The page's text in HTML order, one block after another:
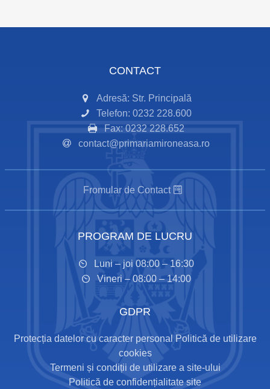
CONTACT
Adresă: Str. Principală
Telefon: 0232 228.600
Fax: 0232 228.652
contact@primariamironeasa.ro
Fromular de Contact
PROGRAM DE LUCRU
Luni – joi 08:00 – 16:30
Vineri – 08:00 – 14:00
GDPR
Protecția datelor cu caracter personal
Politică de utilizare
cookies
Termeni și condiții de utilizare a site-ului
Politică de confidențialitate site